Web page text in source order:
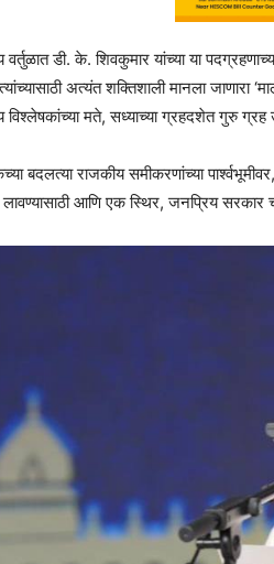
वर्तुळात डी. के. शिवकुमार यांच्या या
अत्यंत शक्तिशाली मानला जाणारा
विश्लेषकांच्या मते, सध्याच्या ग्रहदशेत गुरु
बदलत्या राजकीय समीकरणांच्या
आणि एक स्थिर, जनप्रिय सरकार